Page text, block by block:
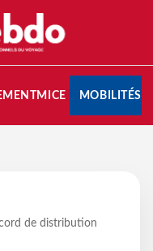
MICE MOBILITÉS
de distribution